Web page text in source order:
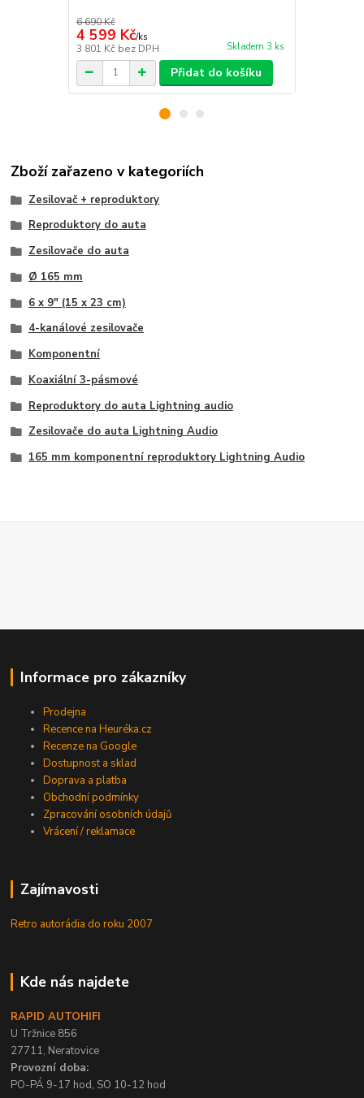
6 690 Kč
4 599 Kč/ks
3 801 Kč bez DPH Skladem 3 ks
Přidat do košíku
Zboží zařazeno v kategoriích
Zesilovač + reproduktory
Reproduktory do auta
Zesilovače do auta
Ø 165 mm
6 x 9" (15 x 23 cm)
4-kanálové zesilovače
Komponentní
Koaxiální 3-pásmové
Reproduktory do auta Lightning audio
Zesilovače do auta Lightning Audio
165 mm komponentní reproduktory Lightning Audio
Informace pro zákazníky
Prodejna
Recence na Heuréka.cz
Recenze na Google
Dostupnost a sklad
Doprava a platba
Obchodní podmínky
Zpracování osobních údajů
Vrácení / reklamace
Zajímavosti
Retro autorádia do roku 2007
Kde nás najdete
RAPID AUTOHIFI
U Tržnice 856
27711, Neratovice
Provozní doba:
PO-PÁ 9-17 hod, SO 10-12 hod